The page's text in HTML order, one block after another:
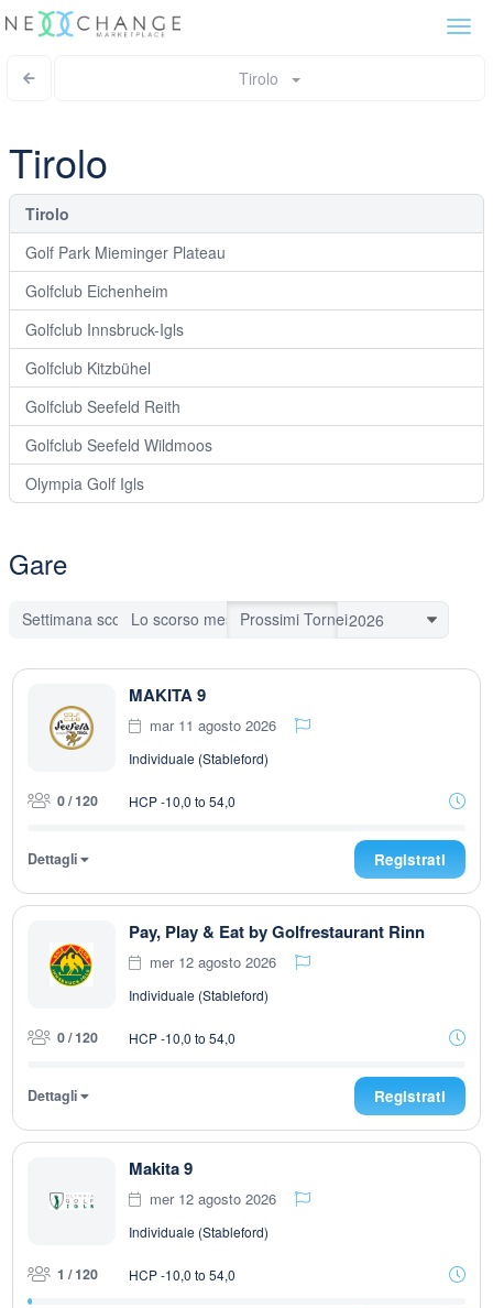
Tirolo
Tirolo
Tirolo
Golf Park Mieminger Plateau
Golfclub Eichenheim
Golfclub Innsbruck-Igls
Golfclub Kitzbühel
Golfclub Seefeld Reith
Golfclub Seefeld Wildmoos
Olympia Golf Igls
Gare
Settimana scorsaLo scorso meseProssimi Tornei
MAKITA 9
mar 11 agosto 2026
Individuale (Stableford)
0 / 120 HCP -10,0 to 54,0
Dettagli Registrati
Pay, Play & Eat by Golfrestaurant Rinn
mer 12 agosto 2026
Individuale (Stableford)
0 / 120 HCP -10,0 to 54,0
Dettagli Registrati
Makita 9
mer 12 agosto 2026
Individuale (Stableford)
1 / 120 HCP -10,0 to 54,0